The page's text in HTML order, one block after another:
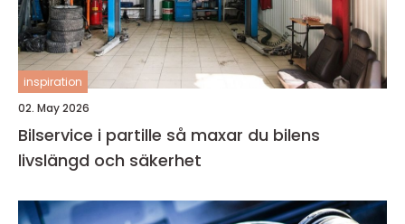
inspiration
02. May 2026
Bilservice i partille så maxar du bilens
livslängd och säkerhet